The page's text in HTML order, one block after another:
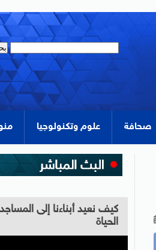
صحافة علوم وتكنولوجيا
كيف نعيد أبناءنا إلى
الحياة